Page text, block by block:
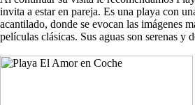
invita a estar en pareja. Es una playa con
acantilado, donde se evocan las imágenes
películas clásicas. Sus aguas son serenas y